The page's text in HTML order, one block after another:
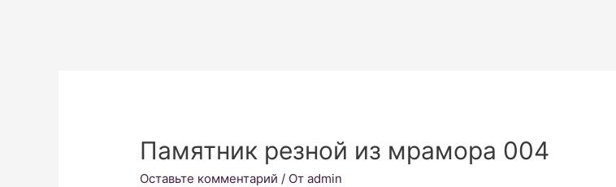
Памятник резной из мрамора 004
Оставьте комментарий / От admin